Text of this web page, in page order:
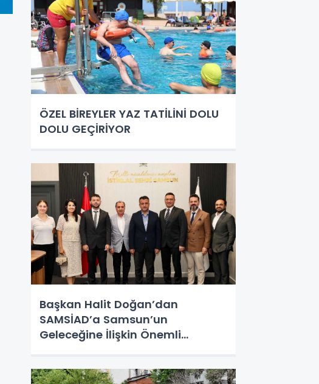
ÖZEL BİREYLER YAZ TATİLİNİ DOLU
DOLU GEÇİRİYOR
Başkan Halit Doğan’dan
SAMSİAD’a Samsun’un
Geleceğine İlişkin Önemli